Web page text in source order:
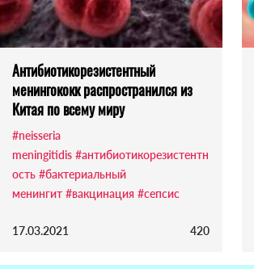
Антибиотикорезистентный
менингококк распространился из
Китая по всему миру
#neisseria
meningitidis #антибиотикорезистентн
ость #бактериальный
менингит #вакцинация #сепсис
17.03.2021 420